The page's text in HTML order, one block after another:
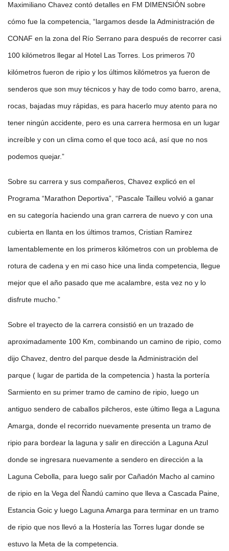
Maximiliano Chavez contó detalles en FM DIMENSIÓN sobre
cómo fue la competencia, “largamos desde la Administración de
CONAF en la zona del Río Serrano para después de recorrer casi
100 kilómetros llegar al Hotel Las Torres. Los primeros 70
kilómetros fueron de ripio y los últimos kilómetros ya fueron de
senderos que son muy técnicos y hay de todo como barro, arena,
rocas, bajadas muy rápidas, es para hacerlo muy atento para no
tener ningún accidente, pero es una carrera hermosa en un lugar
increíble y con un clima como el que toco acá, así que no nos
podemos quejar.”
Sobre su carrera y sus compañeros, Chavez explicó en el
Programa “Marathon Deportiva”, “Pascale Tailleu volvió a ganar
en su categoría haciendo una gran carrera de nuevo y con una
cubierta en llanta en los últimos tramos, Cristian Ramirez
lamentablemente en los primeros kilómetros con un problema de
rotura de cadena y en mi caso hice una linda competencia, llegue
mejor que el año pasado que me acalambre, esta vez no y lo
disfrute mucho.”
Sobre el trayecto de la carrera consistió en un trazado de
aproximadamente 100 Km, combinando un camino de ripio, como
dijo Chavez, dentro del parque desde la Administración del
parque ( lugar de partida de la competencia ) hasta la portería
Sarmiento en su primer tramo de camino de ripio, luego un
antiguo sendero de caballos pilcheros, este último llega a Laguna
Amarga, donde el recorrido nuevamente presenta un tramo de
ripio para bordear la laguna y salir en dirección a Laguna Azul
donde se ingresara nuevamente a sendero en dirección a la
Laguna Cebolla, para luego salir por Cañadón Macho al camino
de ripio en la Vega del Ñandú camino que lleva a Cascada Paine,
Estancia Goic y luego Laguna Amarga para terminar en un tramo
de ripio que nos llevó a la Hostería las Torres lugar donde se
estuvo la Meta de la competencia.